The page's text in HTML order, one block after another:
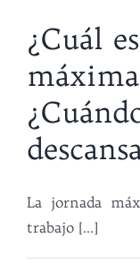
¿Cuál
La jornada
trabajo [...]